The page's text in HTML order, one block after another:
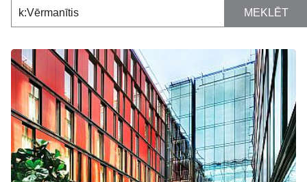
MEKLĒT